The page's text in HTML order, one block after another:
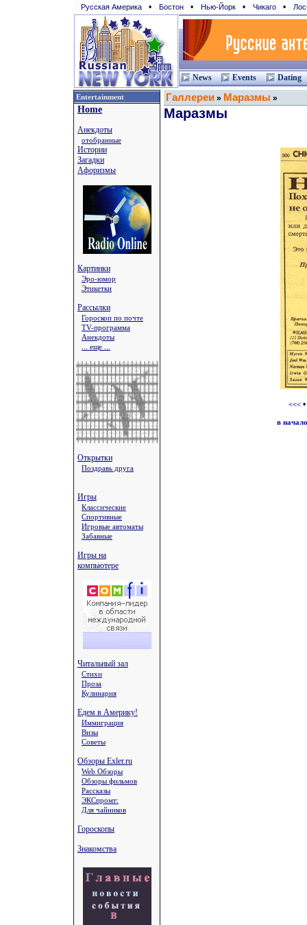
Русская Америка • Бостон • Нью-Йорк • Чикаго •
News Events Dating
Entertainment
Home
Анекдоты
отобранные
Истории
Загадки
Афоризмы
Картинки
Эро-юмор
Этикетки
Рассылки
Гороскоп по почте
TV-программа
Анекдоты
... еще ...
Открытки
Поздравь друга
Игры
Классические
Спортивные
Игровые автоматы
Забавные
Игры на
компьютере
Читальный зал
Стихи
Проза
Кулинария
Едем в Америку!
Иммиграция
Визы
Советы
Обзоры Exler.ru
Web Обзоры
Обзоры фильмов
Рассказы
ЭКСпромт:
Для чайников
Гороскопы
Знакомства
Галлереи » Маразмы »
Маразмы
<<< •
в начало